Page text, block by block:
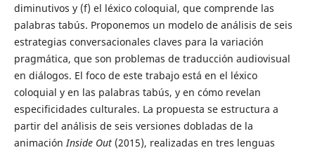
diminutivos y (f) el léxico coloquial, que comprende las
palabras tabús. Proponemos un modelo de análisis de seis
estrategias conversacionales claves para la variación
pragmática, que son problemas de traducción audiovisual
en diálogos. El foco de este trabajo está en el léxico
coloquial y en las palabras tabús, y en cómo revelan
especificidades culturales. La propuesta se estructura a
partir del análisis de seis versiones dobladas de la
animación Inside Out(2015), realizadas en tres lenguas